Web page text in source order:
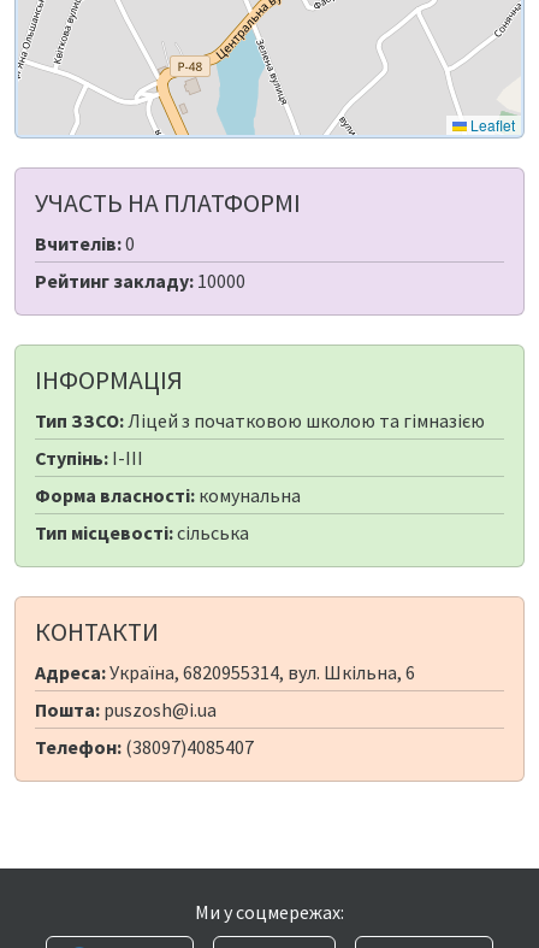
Leaflet
УЧАСТЬ НА ПЛАТФОРМІ
Вчителів:0
Рейтинг закладу: 10000
ІНФОРМАЦІЯ
Тип ЗЗСО:Ліцей з початковою школою та гімназією
Ступінь: I-III
Форма власності: комунальна
Тип місцевості:сільська
КОНТАКТИ
Адреса:Україна, 6820955314, вул. Шкільна, 6
Пошта: puszosh@i.ua
Телефон: (38097)4085407
Ми у соцмережах: